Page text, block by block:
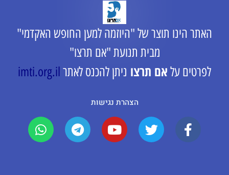
האתר הינו תוצר של "היוזמה למען החופש האקדמי"
מבית תנועת "אם תרצו"
לפרטים על אם תרצו ניתן להכנס לאתר imti.org.il
הצהרת נגישות